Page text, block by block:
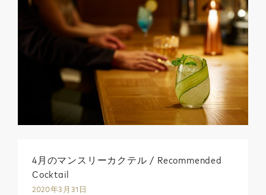
4月のマンスリーカクテル / Recommended
Cocktail
2020年3月31日